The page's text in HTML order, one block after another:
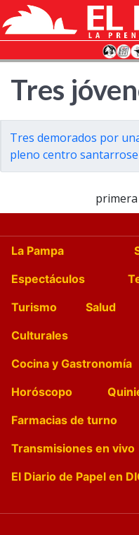
Tres
Tres demorados por
pleno centro
primera
La Pampa
Espectáculos
Turismo
Salud
Culturales
Cocina y Gastronomía
Horóscopo
Farmacias de turno
Transmisiones en vivo
El Diario de Papel en